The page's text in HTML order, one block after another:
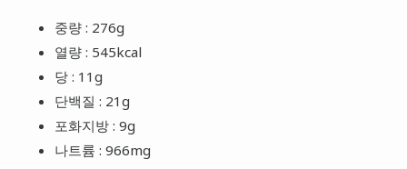
중량 : 276g
열량 : 545kcal
당 : 11g
단백질 : 21g
포화지방 : 9g
나트륨 : 966mg